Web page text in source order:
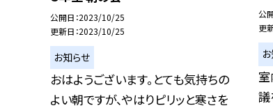
公開日 2023/10/25
更新日 2023/10/25
お知らせ
おはようございます。とても気持ちの
よい朝ですが、やはりピリッと寒さを
公
更
室
議